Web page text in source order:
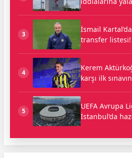
3
İsmail
transfer listesi!
4
Kerem
karşı ilk
5
UEFA Avrupa
İstanbul’da